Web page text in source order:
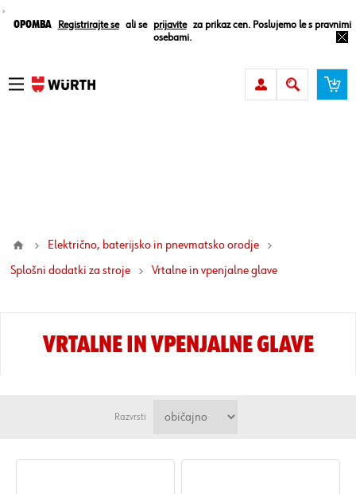
¸
Opomba Registrirajte se ali se prijavite
za prikaz cen. Poslujemo le s pravnimi
osebami.
Električno, baterijsko in pnevmatsko orodje
Splošni dodatki za stroje
vrtalne in vpenjalne glave
VRTALNE IN VPENJALNE GLAVE
Razvrsti